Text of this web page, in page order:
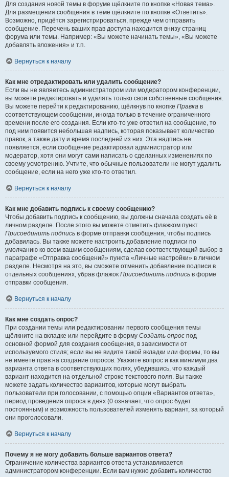
Для создания новой темы в форуме щёлкните по кнопке «Новая тема».
Для размещения сообщения в теме щёлкните по кнопке «Ответить».
Возможно, придётся зарегистрироваться, прежде чем отправить
сообщение. Перечень ваших прав доступа находится внизу страниц
форума или темы. Например: «Вы можете начинать темы», «Вы можете
добавлять вложения» и т.п.
Вернуться к началу
Как мне отредактировать или удалить сообщение?
Если вы не являетесь администратором или модератором конференции,
вы можете редактировать и удалять только свои собственные сообщения.
Вы можете перейти к редактированию, щёлкнув по кнопке Правка в
соответствующем сообщении, иногда только в течение ограниченного
времени после его создания. Если кто-то уже ответил на сообщение, то
под ним появится небольшая надпись, которая показывает количество
правок, а также дату и время последней из них. Эта надпись не
появляется, если сообщение редактировал администратор или
модератор, хотя они могут сами написать о сделанных изменениях по
своему усмотрению. Учтите, что обычные пользователи не могут удалить
сообщение, если на него уже кто-то ответил.
Вернуться к началу
Как мне добавить подпись к своему сообщению?
Чтобы добавить подпись к сообщению, вы должны сначала создать её в
личном разделе. После этого вы можете отметить флажком пункт
Присоединить подпись в форме отправки сообщения, чтобы подпись
добавилась. Вы также можете настроить добавление подписи по
умолчанию ко всем вашим сообщениям, сделав соответствующий выбор в
параграфе «Отправка сообщений» пункта «Личные настройки» в личном
разделе. Несмотря на это, вы сможете отменить добавление подписи в
отдельных сообщениях, убрав флажок Присоединить подпись в форме
отправки сообщения.
Вернуться к началу
Как мне создать опрос?
При создании темы или редактировании первого сообщения темы
щёлкните на вкладке или перейдите в форму Создать опрос под
основной формой для создания сообщения, в зависимости от
используемого стиля; если вы не видите такой вкладки или формы, то вы
не имеете прав на создание опросов. Укажите вопрос и как минимум два
варианта ответа в соответствующих полях, убедившись, что каждый
вариант находится на отдельной строке текстового поля. Вы также
можете задать количество вариантов, которые могут выбрать
пользователи при голосовании, с помощью опции «Вариантов ответа»,
период проведения опроса в днях (0 означает, что опрос будет
постоянным) и возможность пользователей изменять вариант, за который
они проголосовали.
Вернуться к началу
Почему я не могу добавить больше вариантов ответа?
Ограничение количества вариантов ответа устанавливается
администратором конференции. Если вам нужно добавить количество